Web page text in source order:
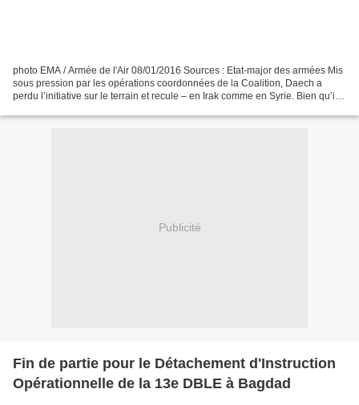
photo EMA / Armée de l'Air 08/01/2016 Sources : Etat-major des armées Mis
sous pression par les opérations coordonnées de la Coalition, Daech a
perdu l’initiative sur le terrain et recule – en Irak comme en Syrie. Bien qu’il
Publicité
Fin de partie pour le Détachement d'Instruction
Opérationnelle de la 13e DBLE à Bagdad